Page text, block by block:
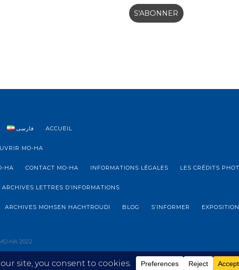
فارسی ACCUEIL
MO-HA
HA CONTACT MO-HA INFORMATIONS LÉGALES LES CRÉDITS
ARCHIVES LETTRES D’INFORMATIONS
ARCHIVES MOHSEN HACHTROUDI BLOG S’INFORMER EXPOSITION
HA 2022